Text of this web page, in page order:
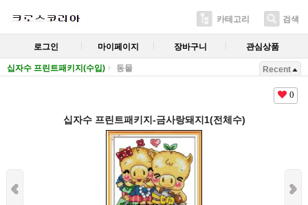
카테고리 검색
로그인 마이페이지 장바구니 관심상품
십자수 프린트패키지(수입) 동물 Recent
0
십자수 프린트패키지-금사랑돼지1(전체수)